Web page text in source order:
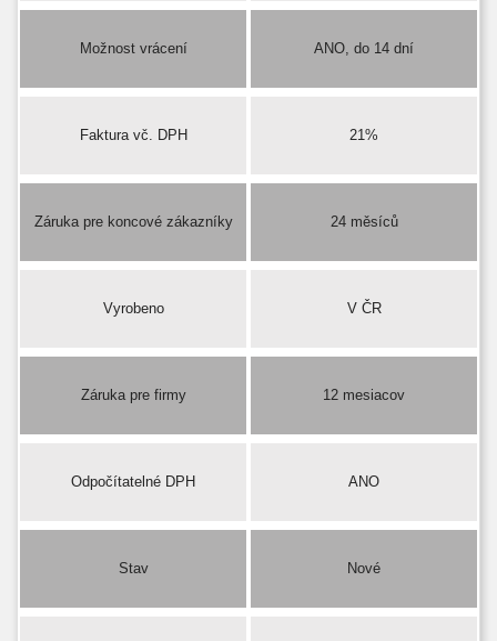
Možnost vrácení ANO, do 14 dní
Faktura vč. DPH 21%
Záruka pre koncové zákazníky 24 měsíců
Vyrobeno V ČR
Záruka pre firmy 12 mesiacov
Odpočítatelné DPH ANO
Stav Nové